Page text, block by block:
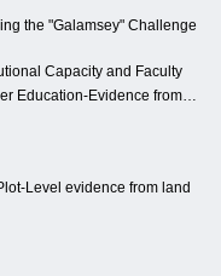
the "Galamsey" Challenge
Capacity and Faculty
Education-Evidence from
Level evidence from land